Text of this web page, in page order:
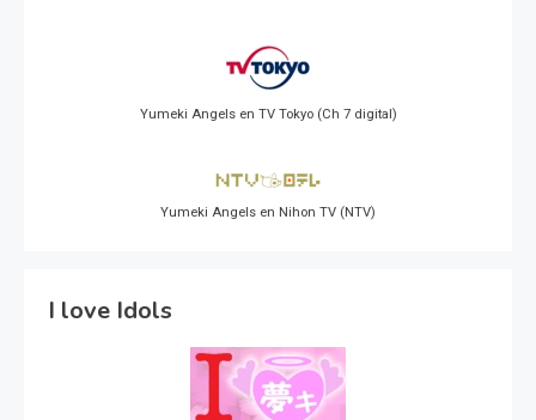
Yumeki Angels en TV Tokyo (Ch 7 digital)
Yumeki Angels en Nihon TV (NTV)
I love Idols